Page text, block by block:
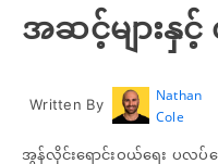
အဆင့်များနှင့်
Written By
Nathan
Cole
အွန်လိုင်းရောင်းဝယ်ရေး ပလပ်